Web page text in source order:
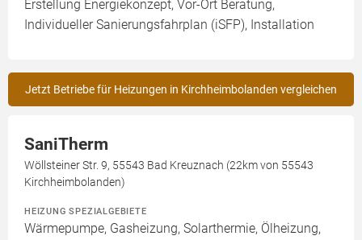
Erstellung Energiekonzept, Vor-Ort Beratung,
Individueller Sanierungsfahrplan (iSFP), Installation
Jetzt Betriebe für Heizungen in Kirchheimbolanden vergleichen
SaniTherm
Wöllsteiner Str. 9, 55543 Bad Kreuznach (22km von 55543
Kirchheimbolanden)
HEIZUNG SPEZIALGEBIETE
Wärmepumpe, Gasheizung, Solarthermie, Ölheizung,